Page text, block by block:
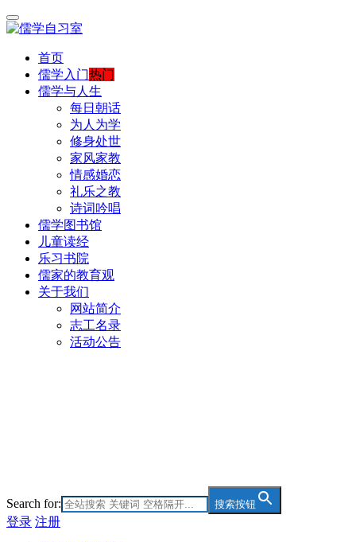
首页
儒学入门热门
儒学与人生
每日朝话
为人为学
修身处世
家风家教
情感婚恋
礼乐之教
诗词吟唱
儒学图书馆
儿童读经
乐习书院
儒家的教育观
关于我们
网站简介
志工名录
活动公告
Search for: 搜索按钮
登录 注册